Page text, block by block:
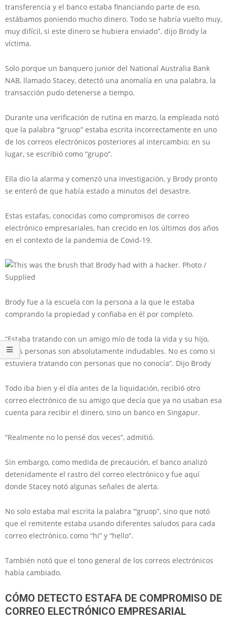
transferencia y el banco estaba financiando parte de eso,
estábamos poniendo mucho dinero. Todo se habría vuelto muy,
muy difícil, si este dinero se hubiera enviado”. dijo Brody la
víctima.
Solo porque un banquero junior del National Australia Bank
NAB, llamado Stacey, detectó una anomalía en una palabra, la
transacción pudo detenerse a tiempo.
Durante una verificación de rutina en marzo, la empleada notó
que la palabra “‘gruop” estaba escrita incorrectamente en uno
de los correos electrónicos posteriores al intercambio; en su
lugar, se escribió como “grupo”.
Ella dio la alarma y comenzó una investigación, y Brody pronto
se enteró de que había estado a minutos del desastre.
Estas estafas, conocidas como compromisos de correo
electrónico empresariales, han crecido en los últimos dos años
en el contexto de la pandemia de Covid-19.
Brody fue a la escuela con la persona a la que le estaba
comprando la propiedad y confiaba en él por completo.
“Estaba tratando con un amigo mío de toda la vida y su hijo,
estas personas son absolutamente indudables. No es como si
estuviera tratando con personas que no conocía”. Dijo Brody
Todo iba bien y el día antes de la liquidación, recibió otro
correo electrónico de su amigo que decía que ya no usaban esa
cuenta para recibir el dinero, sino un banco en Singapur.
“Realmente no lo pensé dos veces”, admitió.
Sin embargo, como medida de precaución, el banco analizó
detenidamente el rastro del correo electrónico y fue aquí
donde Stacey notó algunas señales de alerta.
No solo estaba mal escrita la palabra “‘gruop”, sino que notó
que el remitente estaba usando diferentes saludos para cada
correo electrónico, como “hi” y “hello”.
También notó que el tono general de los correos electrónicos
había cambiado.
CÓMO DETECTO ESTAFA DE COMPROMISO DE
CORREO ELECTRÓNICO EMPRESARIAL